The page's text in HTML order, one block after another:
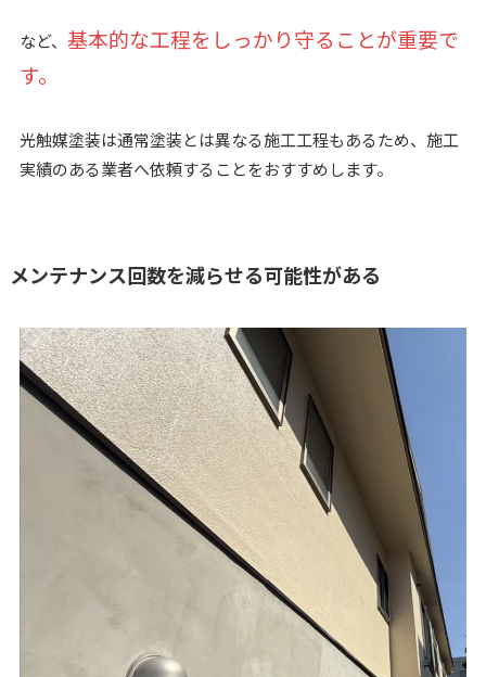
など、 基本的な工程をしっかり守ることが重要で
す。
光触媒塗装は通常塗装とは異なる施工工程もあるため、施工
実績のある業者へ依頼することをおすすめします。
メンテナンス回数を減らせる可能性がある